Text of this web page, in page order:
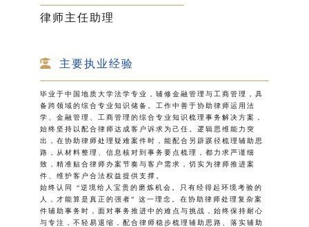
律师主任助理
主要执业经验
毕业于中国地质大学法学专业，辅修金融管理与工商管理，具
备跨领域的综合专业知识储备。工作中善于协助律师运用法
学、金融管理、工商管理的综合专业知识梳理事务解决方案，
始终坚持以配合律师达成客户诉求为己任。逻辑思维能力突
出，在协助律师处理疑难案件时，能配合另辟蹊径梳理辅助思
路，从材料整理、信息核对到事务要点梳理，都力求严谨细
致，精准贴合律师办案节奏与客户需求，切实为律师推进案
件、维护客户合法权益提供支撑。
始终认同 “逆境给人宝贵的磨炼机会。只有经得起环境考验的
人，才能算是真正的强者” 这一理念。在协助律师处理复杂案
件辅助事务时，面对事务推进中的难点与挑战，始终保持耐心
与专注，不轻易退缩，配合律师稳步梳理辅助思路、落实辅助